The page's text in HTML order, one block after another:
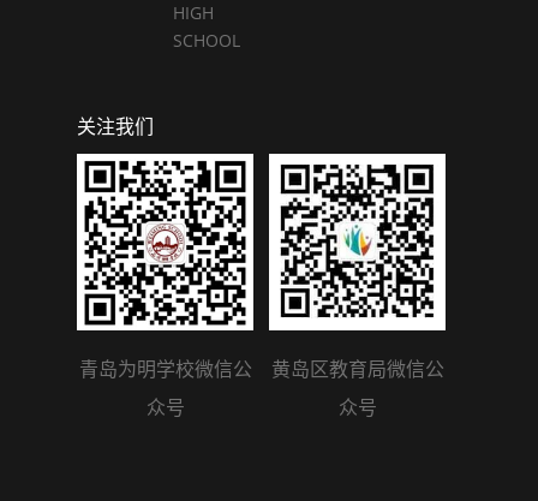
HIGH
SCHOOL
关注我们
青岛为明学校微信公
众号
黄岛区教育局微信公
众号